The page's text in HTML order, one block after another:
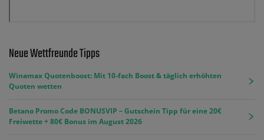
Neue Wettfreunde Tipps
Winamax Quotenboost: Mit 10-fach Boost & täglich erhöhten
Quoten wetten
Betano Promo Code BONUSVIP – Gutschein Tipp für eine 20€
Freiwette + 80€ Bonus im August 2026